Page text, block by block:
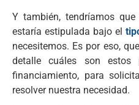
Y también, tendríamos
estaría estipulada bajo el
necesitemos. Es por eso,
detalle cuáles son estos
financiamiento, para
resolver nuestra necesidad.